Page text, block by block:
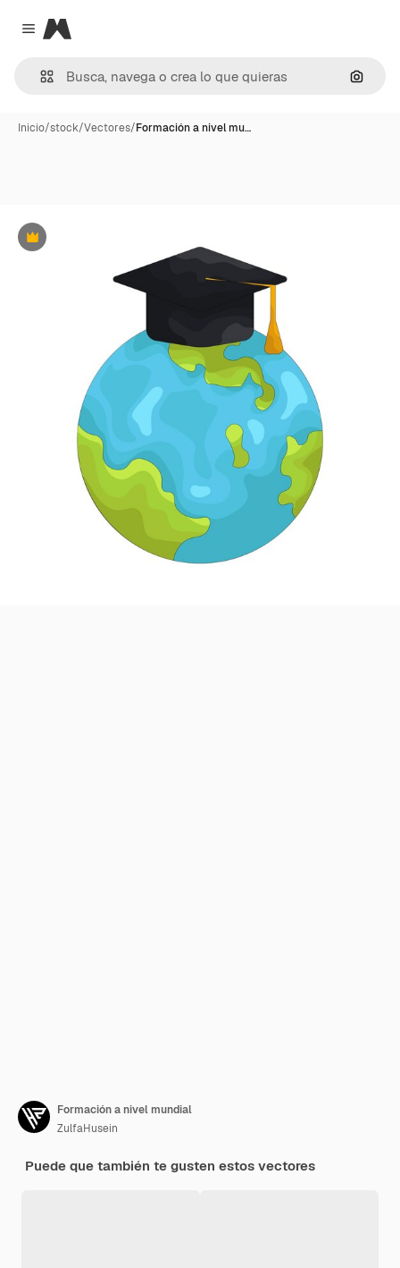
Close menu
Magnific
Inicio/stock/Vectores/Formación a nivel mu…
Premium
Formación a nivel mundial
ZulfaHusein
Puede que también te gusten estos vectores